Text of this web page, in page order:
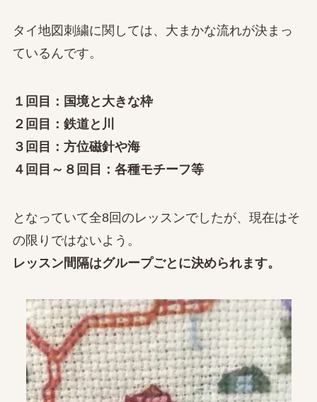
タイ地図刺繍に関しては、大まかな流れが決まっ
ているんです。
１回目：国境と大きな枠
２回目：鉄道と川
３回目：方位磁針や海
４回目～８回目：各種モチーフ等
となっていて全8回のレッスンでしたが、現在はそ
の限りではないよう。
レッスン間隔はグループごとに決められます。